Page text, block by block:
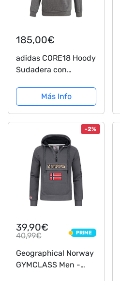
185,00€
adidas CORE18 Hoody
Sudadera con
Gris (Gris/Negro), M
Más Info
-2%
39,90€
40,99€ PRIME
PRIME
Geographical Norway
GYMCLASS Men -